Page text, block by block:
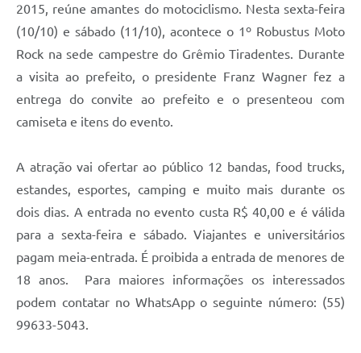
Telefones Úteis
Termos de Uso & Política de Privacidade
2015, reúne amantes do motociclismo. Nesta sexta-feira
(10/10) e sábado (11/10), acontece o 1º Robustus Moto
Rock na sede campestre do Grêmio Tiradentes. Durante
a visita ao prefeito, o presidente Franz Wagner fez a
entrega do convite ao prefeito e o presenteou com
camiseta e itens do evento.
A atração vai ofertar ao público 12 bandas, food trucks,
estandes, esportes, camping e muito mais durante os
dois dias. A entrada no evento custa R$ 40,00 e é válida
para a sexta-feira e sábado. Viajantes e universitários
pagam meia-entrada. É proibida a entrada de menores de
18 anos. Para maiores informações os interessados
podem contatar no WhatsApp o seguinte número: (55)
99633-5043.